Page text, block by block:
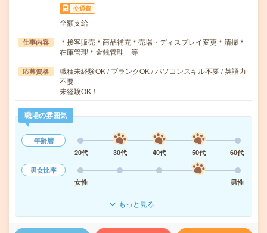
交通費
全額支給
仕事内容
＊接客販売＊商品補充＊売場・ディスプレイ変更＊清掃＊
在庫管理＊金銭管理 等
応募資格
職種未経験OK / ブランクOK / パソコンスキル不要 / 英語力
不要
未経験OK！
職場の雰囲気
年齢層
20代
30代 40代 50代
60代
男女比率
女性
男性
もっと見る